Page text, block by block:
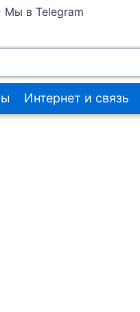
Мы в Telegram
Интернет и связь